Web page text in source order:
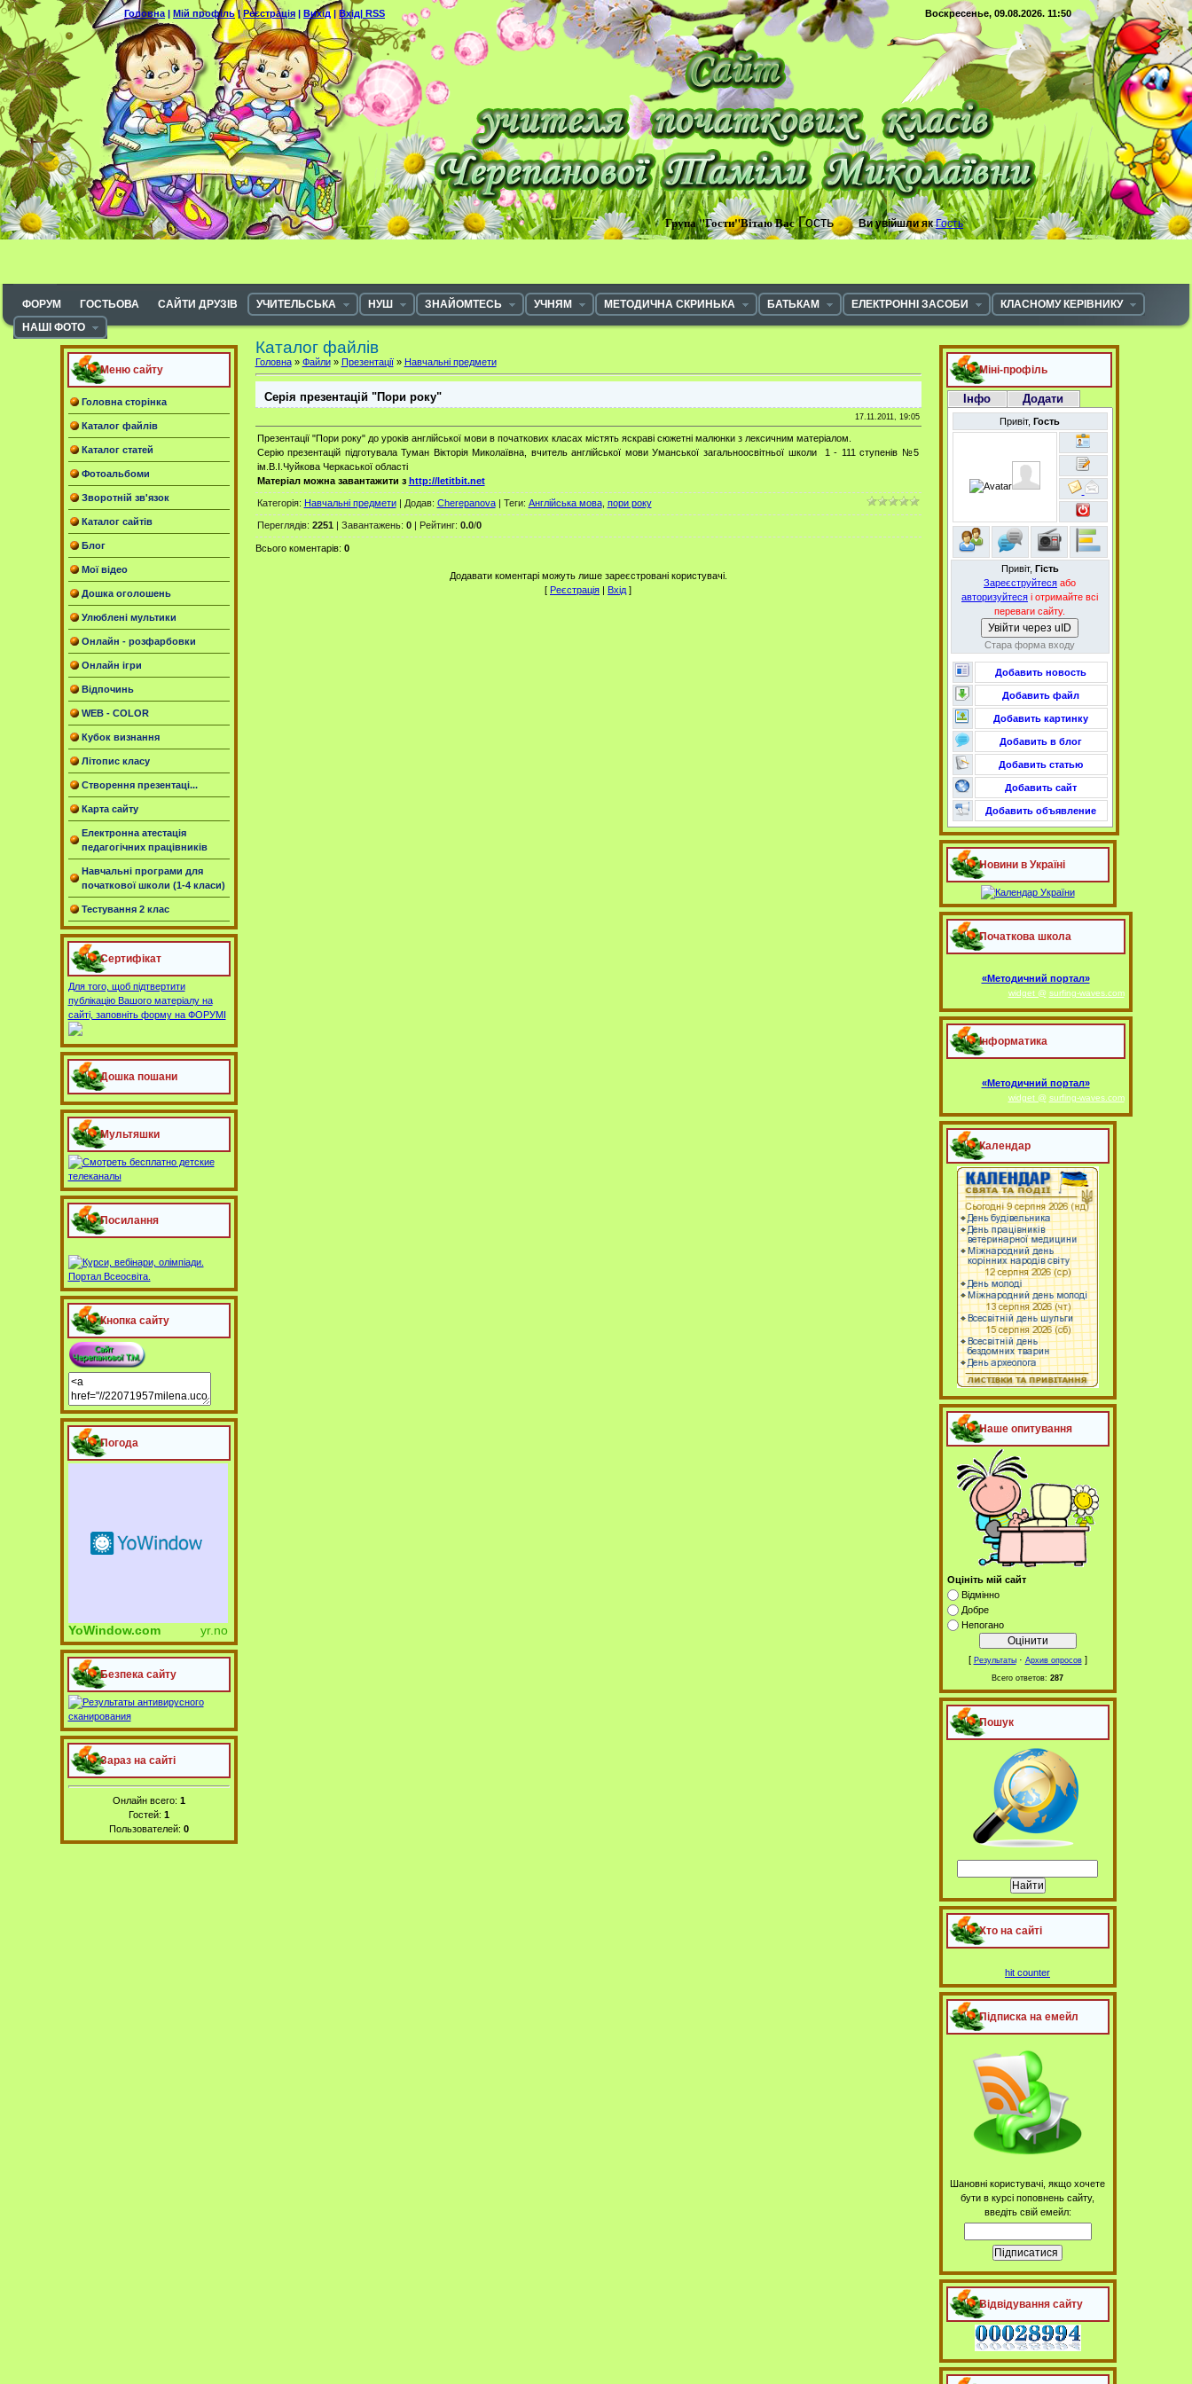
Головна | Мій профіль|Реєстрація | Вихід |Вхід| RSS Воскресенье, 09.08.2026. 11:50
Група "Гости"Вітаю ВасГость Ви увійшли як Гость
ФОРУМ ГОСТЬОВА САЙТИ ДРУЗІВ УЧИТЕЛЬСЬКА НУШ ЗНАЙОМТЕСЬ УЧНЯМ МЕТОДИЧНА СКРИНЬКА БАТЬКАМ ЕЛЕКТРОННІ ЗАСОБИ
КЛАСНОМУ КЕРІВНИКУ
НАШІ ФОТО
Меню сайту
Головна сторінка
Каталог файлів
Каталог статей
Фотоальбоми
Зворотній зв'язок
Каталог сайтів
Блог
Мої відео
Дошка оголошень
Улюблені мультики
Онлайн - розфарбовки
Онлайн ігри
Відпочинь
WEB - COLOR
Кубок визнання
Літопис класу
Створення презентаці...
Карта сайту
Електронна атестація
педагогічних працівників
Навчальні програми для
початкової школи (1-4 класи)
Тестування 2 клас
Сертифікат
Для того, щоб підтвертити
публікацію Вашого матеріалу на
сайті, заповніть форму на ФОРУМІ
Дошка пошани
Мультяшки
Посилання
Кнопка сайту
Погода
YoWindow.com yr.no
Безпека сайту
Зараз на сайті
Онлайн всего: 1
Гостей: 1
Пользователей: 0
Каталог файлів
Головна» Файли» Презентації» Навчальні предмети
Серія презентацій "Пори року"
17.11.2011, 19:05
Презентації "Пори року" до уроків англійської мови в початкових класах містять яскраві сюжетні малюнки з лексичним матеріалом.
Серію презентацій підготувала Туман Вікторія Миколаївна, вчитель англійської мови Уманської загальноосвітньої школи 1 - 111 ступенів №5
ім.В.І.Чуйкова Черкаської області
Матеріал можна завантажити з http://letitbit.net
Категорія: Навчальні предмети| Додав: Cherepanova| Теги: Англійська мова, пори року
Переглядів: 2251| Завантажень: 0| Рейтинг: 0.0/0
Всього коментарів: 0
Додавати коментарі можуть лише зареєстровані користувачі.
[ Реєстрація | Вхід ]
Міні-профіль
Інфо Додати
Привіт, Гость
Привіт, Гість
Зареєструйтеся або
авторизуйтеся і отримайте всі
переваги сайту.
Увійти через uID
Стара форма входу
Добавить новость
Добавить файл
Добавить картинку
Добавить в блог
Добавить статью
Добавить сайт
Добавить объявление
Новини в Україні
Початкова школа
«Методичний портал»
widget @ surfing-waves.com
Інформатика
«Методичний портал»
widget @ surfing-waves.com
Календар
Наше опитування
Оцініть мій сайт
Відмінно
Добре
Непогано
[ Результаты· Архив опросов]
Всего ответов: 287
Пошук
Хто на сайті
hit counter
Підписка на емейл
Шановні користувачі, якщо хочете
бути в курсі поповнень сайту,
введіть свій емейл:
Відвідування сайту